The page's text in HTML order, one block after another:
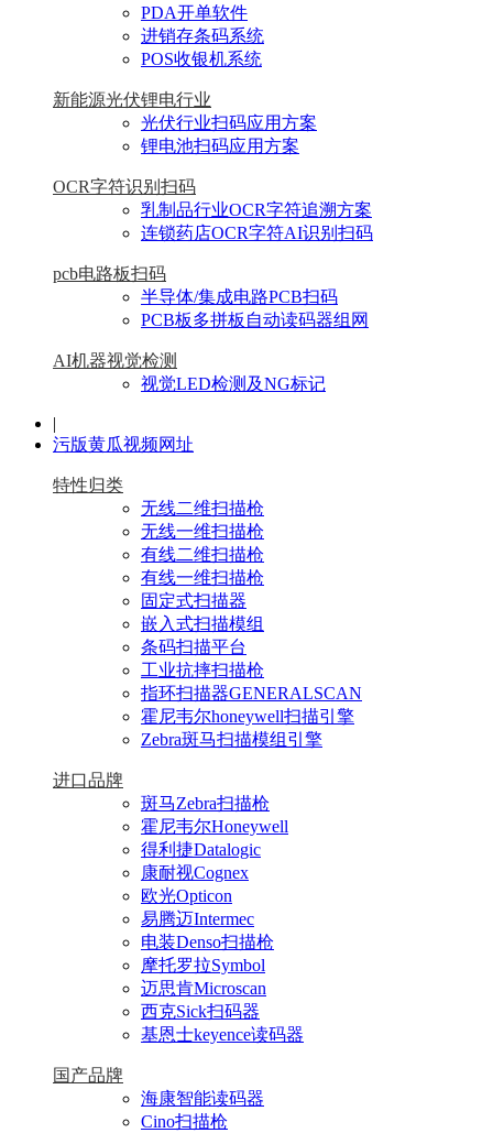
PDA开单软件
进销存条码系统
POS收银机系统
新能源光伏锂电行业
光伏行业扫码应用方案
锂电池扫码应用方案
OCR字符识别扫码
乳制品行业OCR字符追溯方案
连锁药店OCR字符AI识别扫码
pcb电路板扫码
半导体/集成电路PCB扫码
PCB板多拼板自动读码器组网
AI机器视觉检测
视觉LED检测及NG标记
|
污版黄瓜视频网址
特性归类
无线二维扫描枪
无线一维扫描枪
有线二维扫描枪
有线一维扫描枪
固定式扫描器
嵌入式扫描模组
条码扫描平台
工业抗摔扫描枪
指环扫描器GENERALSCAN
霍尼韦尔honeywell扫描引擎
Zebra斑马扫描模组引擎
进口品牌
斑马Zebra扫描枪
霍尼韦尔Honeywell
得利捷Datalogic
康耐视Cognex
欧光Opticon
易腾迈Intermec
电装Denso扫描枪
摩托罗拉Symbol
迈思肯Microscan
西克Sick扫码器
基恩士keyence读码器
国产品牌
海康智能读码器
Cino扫描枪